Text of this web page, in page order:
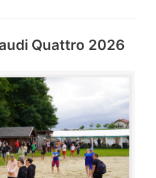
Quattro 2026